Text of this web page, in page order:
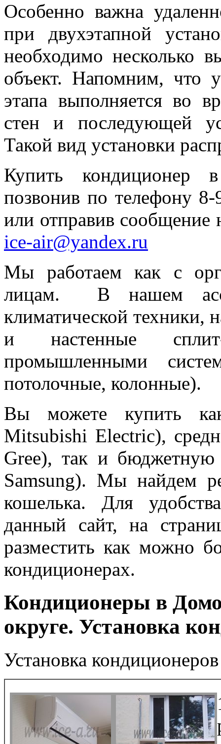
Особенно важна
при двухэтапной
необходимо несколько
объект. Напомним, что
этапа выполняется во
стен и последующей
Такой вид установки
Купить кондиционер
позвонив по телефону
или отправив
ice-air@yandex.ru
Мы работаем как с
лицам. В нашем
климатической техники,
и настенные
промышленными
потолочные, колонные).
Вы можете купить
Mitsubishi Electric),
Gree), так и
Samsung). Мы найдем
кошелька. Для
данный сайт, на
разместить как можно
кондиционерах.
Кондиционеры в
округе. Установка
Установка